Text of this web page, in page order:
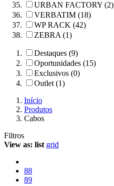
URBAN FACTORY (2)
VERBATIM (18)
WP RACK (42)
ZEBRA (1)
Destaques (9)
Oportunidades (15)
Exclusivos (0)
Outlet (1)
Início
Produtos
Cabos
Filtros
View as: list grid
88
89